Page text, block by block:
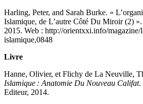
Harling, Peter, and Sarah Burke. «
Islamique, de L’autre Côté Du Miroir (2) ».
2015. Web : http://orientxxi.info/magazine/
islamique,0848
Livre
Hanne, Olivier, et Flichy de La Neuville,
Islamique : Anatomie Du Nouveau Califat.
Editeur, 2014.